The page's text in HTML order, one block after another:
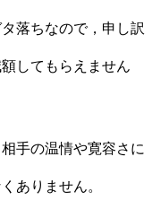
落ちなので，申し訳
してもらえません
手の温情や寛容さに
ありません。